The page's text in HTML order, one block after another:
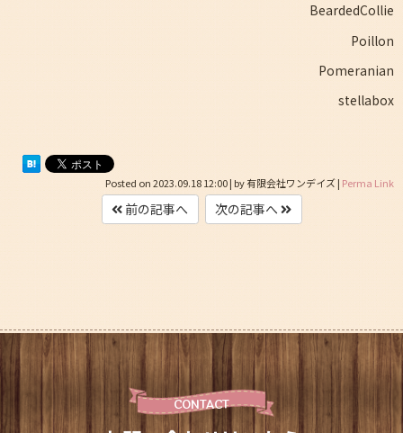
BeardedCollie
Poillon
Pomeranian
stellabox
Posted on2023.09.18 12:00| by有限会社ワンデイズ| Perma Link
前の記事へ 次の記事へ
CONTACT